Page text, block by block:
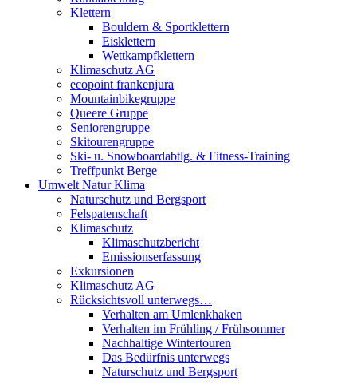
Klettern
Bouldern & Sportklettern
Eisklettern
Wettkampfklettern
Klimaschutz AG
ecopoint frankenjura
Mountainbikegruppe
Queere Gruppe
Seniorengruppe
Skitourengruppe
Ski- u. Snowboardabtlg. & Fitness-Training
Treffpunkt Berge
Umwelt Natur Klima
Naturschutz und Bergsport
Felspatenschaft
Klimaschutz
Klimaschutzbericht
Emissionserfassung
Exkursionen
Klimaschutz AG
Rücksichtsvoll unterwegs…
Verhalten am Umlenkhaken
Verhalten im Frühling / Frühsommer
Nachhaltige Wintertouren
Das Bedürfnis unterwegs
Naturschutz und Bergsport